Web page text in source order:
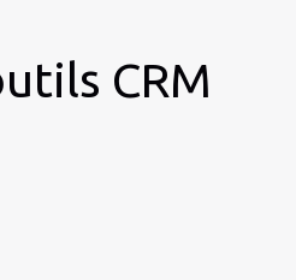
CRM